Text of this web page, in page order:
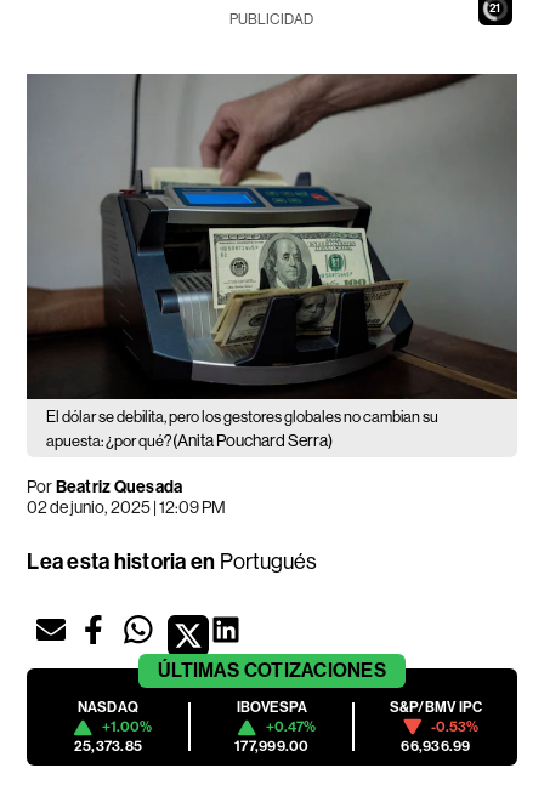
20
PUBLICIDAD
El dólar se debilita, pero los gestores globales no cambian su
apuesta: ¿por qué?(Anita Pouchard Serra)
PorBeatriz Quesada
02 de junio, 2025 | 12:09 PM
Lea esta historia en Portugués
ÚLTIMAS COTIZACIONES
NASDAQ
+1.00%
25,373.85
IBOVESPA
+0.47%
177,999.00
S&P/BMV IPC
-0.53%
66,936.99